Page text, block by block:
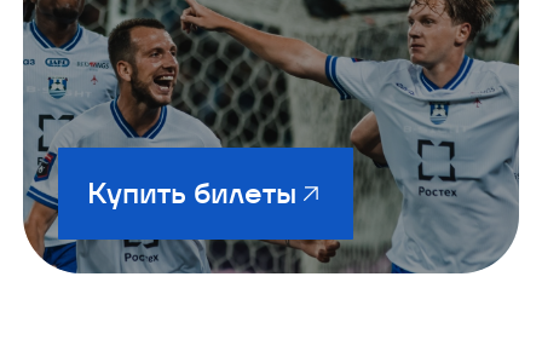
Купить билеты